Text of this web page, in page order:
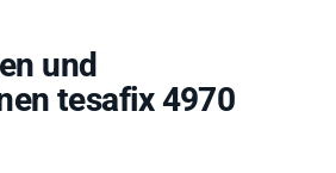
und
tesafix 4970